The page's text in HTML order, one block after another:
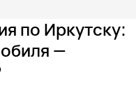
по Иркутску:
—